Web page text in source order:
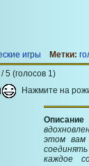
игры Метки:
5 (голосов 1)
Нажмите на
этом вам
каждое